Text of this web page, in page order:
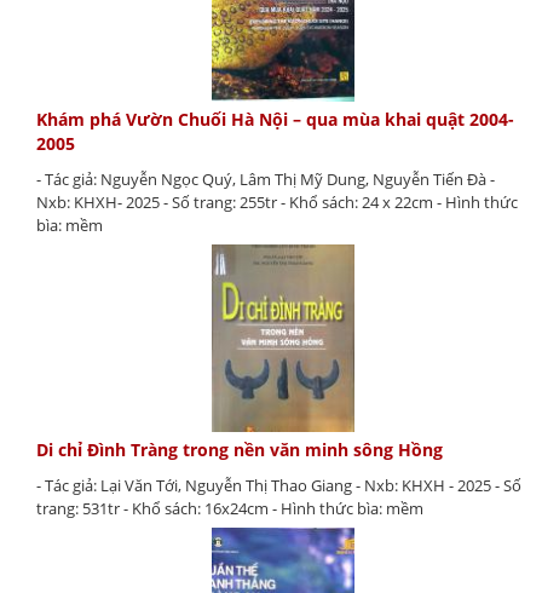
Khám phá Vườn Chuối Hà Nội – qua mùa khai quật 2004-
2005
- Tác giả: Nguyễn Ngọc Quý, Lâm Thị Mỹ Dung, Nguyễn Tiến Đà -
Nxb: KHXH- 2025 - Số trang: 255tr - Khổ sách: 24 x 22cm - Hình thức
bìa: mềm
Di chỉ Đình Tràng trong nền văn minh sông Hồng
- Tác giả: Lại Văn Tới, Nguyễn Thị Thao Giang - Nxb: KHXH - 2025 - Số
trang: 531tr - Khổ sách: 16x24cm - Hình thức bìa: mềm